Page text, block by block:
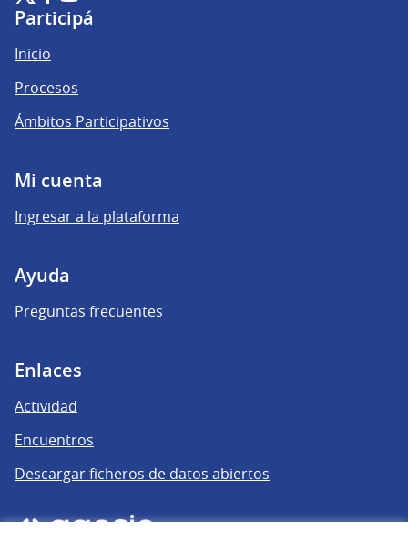
(Enlace externo)
(Enlace externo)
(Enlace externo)
Participá
Inicio
Procesos
Ámbitos Participativos
Mi cuenta
Ingresar a la plataforma
Ayuda
Preguntas frecuentes
Enlaces
Actividad
Encuentros
Descargar ficheros de datos abiertos